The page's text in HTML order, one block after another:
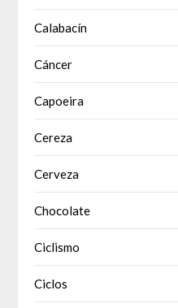
Calabacín
Cáncer
Capoeira
Cereza
Cerveza
Chocolate
Ciclismo
Ciclos